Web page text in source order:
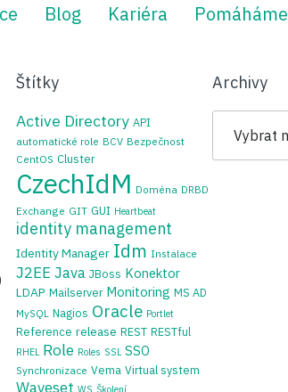
Blog Kariéra Pomáháme
Štítky
Active Directory API
automatické role BCV Bezpečnost
CentOS Cluster
CzechIdM Doména DRBD
Exchange GIT GUI Heartbeat
identity management
Identity Manager Idm Instalace
J2EE Java JBoss Konektor
LDAP Mailserver Monitoring MS AD
MySQL Nagios Oracle Portlet
Reference release REST RESTful
RHEL Role Roles SSL SSO
Synchronizace Vema Virtual system
Waveset WS Školení
Archivy
Archivy